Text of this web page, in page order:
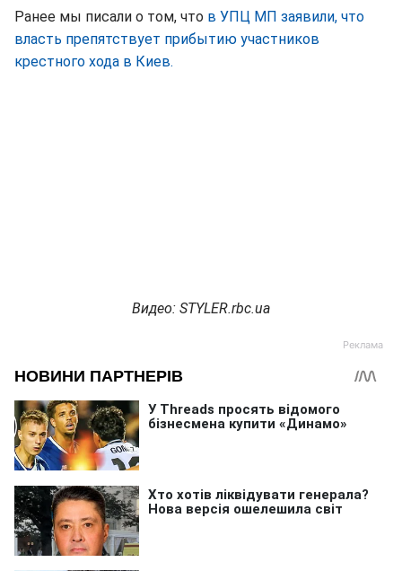
Ранее мы писали о том, что в УПЦ МП заявили, что
власть препятствует прибытию участников
крестного хода в Киев.
Видео: STYLER.rbc.ua